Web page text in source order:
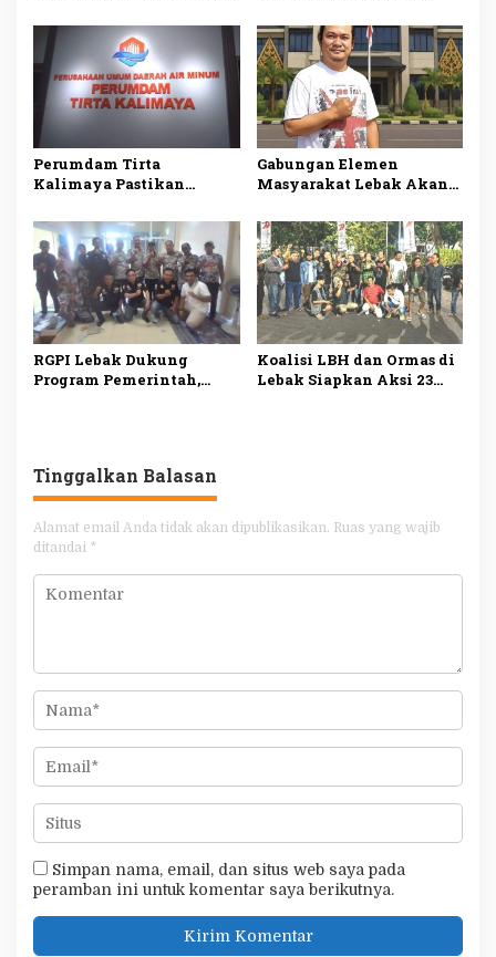
Investigasi Minta
Pemeriksaan Menyeluruh
hingga Puluhan Juta
Rupiah
Perumdam Tirta
Kalimaya Pastikan
33.000 Pelanggan di Lebak
Tetap Lancar saat
Kemarau
Gabungan Elemen
Masyarakat Lebak Akan
PDI Perjuangan, Bawa
Lima Tuntutan
RGPI Lebak Dukung
Program Pemerintah,
Koalisi LBH dan Ormas di
Lebak Siapkan Aksi 23
Tinggalkan Balasan
Alamat email Anda tidak akan dipublikasikan. Ruas yang wajib
ditandai *
Simpan nama, email, dan situs web saya pada
peramban ini untuk komentar saya berikutnya.